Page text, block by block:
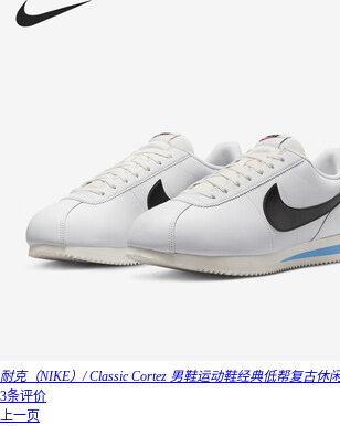
耐克（NIKE）/ Classic Cortez 男鞋运动鞋经典低帮复古休
3条评价
上一页